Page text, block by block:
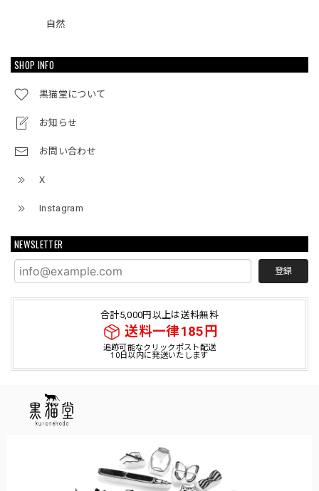
自然
SHOP INFO
黒猫堂について
お知らせ
お問い合わせ
X
Instagram
NEWSLETTER
登録
合計5,000円以上は送料無料
送料一律185円
追跡可能なクリックポスト配送
10日以内に発送いたします